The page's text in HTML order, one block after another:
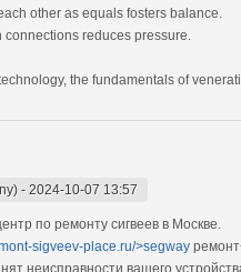
other as equals fosters balance.
reduces pressure.
the fundamentals of
- 2024-10-07 13:57
по ремонту сигвеев в Москве.
sigveev-place.ru/>segway
неисправности вашего